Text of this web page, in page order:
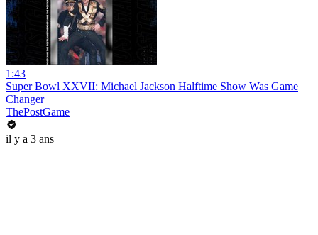
1:43
Super Bowl XXVII: Michael Jackson Halftime Show Was Game
Changer
ThePostGame
il y a 3 ans